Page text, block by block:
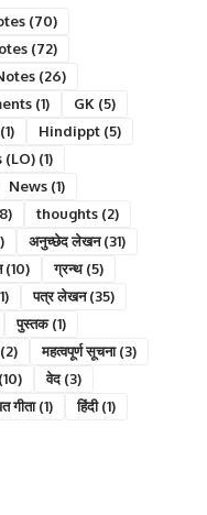
(70)
(72)
(26)
(1) GK (5)
Hindippt(5)
(LO)(1)
News(1)
thoughts(2)
अनुच्छेद लेखन(31)
(10) ग्रन्थ(5)
पत्र लेखन(35)
पुस्तक(1)
महत्वपूर्ण सूचना(3)
वेद(3)
गीता(1) हिंदी(1)